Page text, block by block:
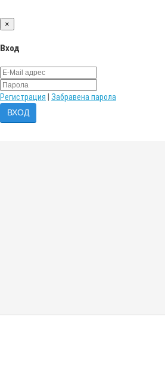
×
Вход
Регистрация Забравена парола